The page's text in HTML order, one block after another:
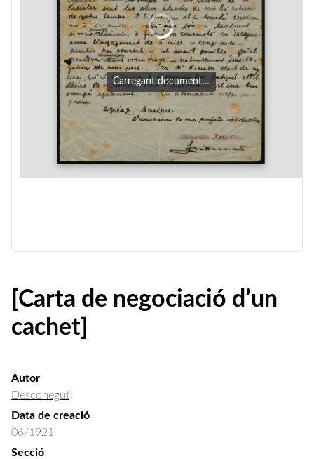
Carregant document…
[Carta de negociació d’un
cachet]
Autor
Desconegut
Data de creació
06/1921
Secció